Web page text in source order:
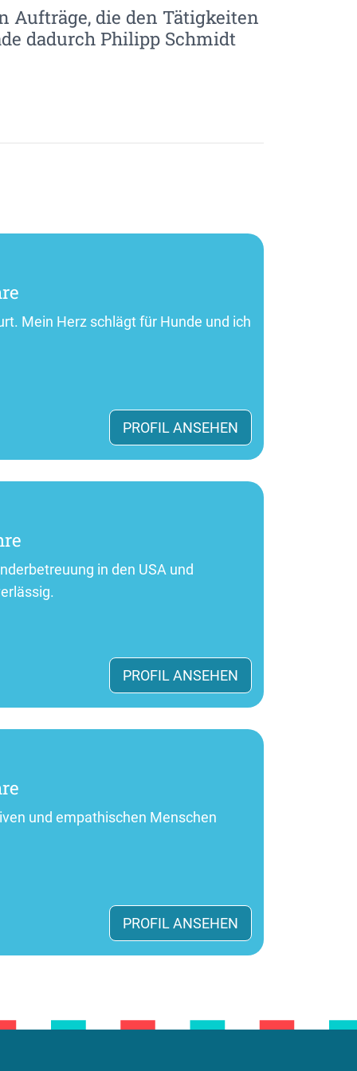
Aufträge, die den Tätigkeiten
dadurch Philipp Schmidt
Mein Herz schlägt für Hunde und ich
PROFIL ANSEHEN
in den USA und
PROFIL ANSEHEN
und empathischen Menschen
PROFIL ANSEHEN